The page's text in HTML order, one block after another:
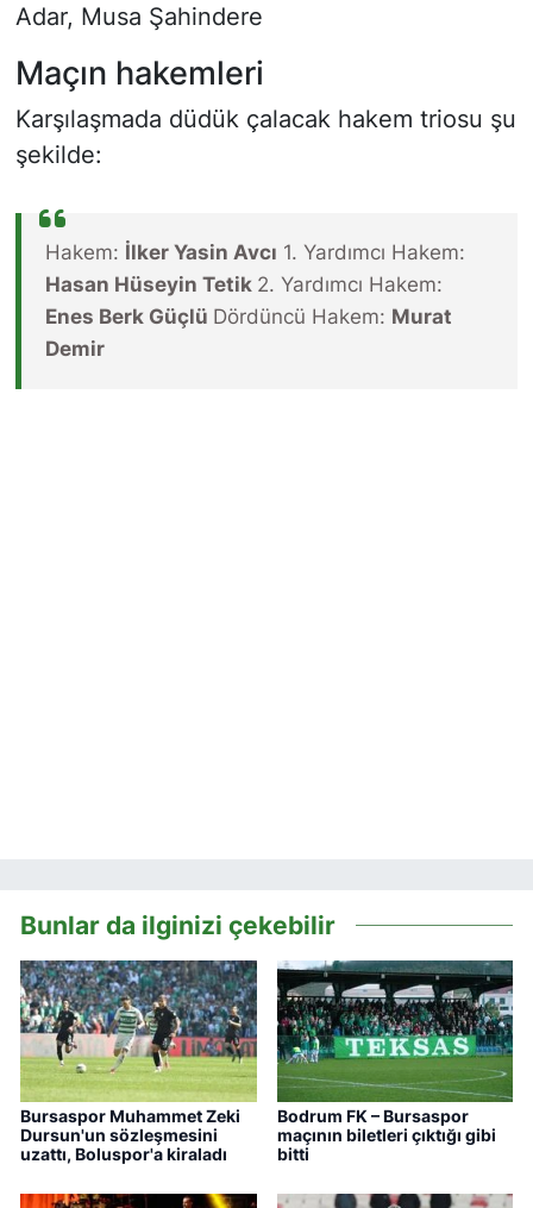
Adar, Musa Şahindere
Maçın hakemleri
Karşılaşmada düdük çalacak hakem triosu şu
şekilde:
Hakem: İlker Yasin Avcı 1. Yardımcı Hakem:
Hasan Hüseyin Tetik 2. Yardımcı Hakem:
Enes Berk Güçlü Dördüncü Hakem: Murat
Demir
Bunlar da ilginizi çekebilir
Bursaspor Muhammet Zeki
Dursun'un sözleşmesini
uzattı, Boluspor'a kiraladı
Bodrum FK – Bursaspor
maçının biletleri çıktığı gibi
bitti